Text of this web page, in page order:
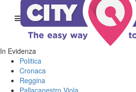
In Evidenza
Politica
Cronaca
Reggina